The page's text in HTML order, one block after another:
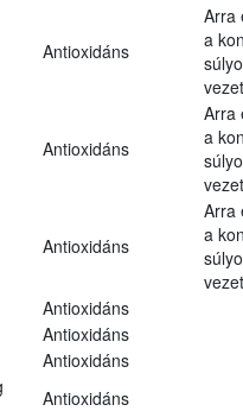
Antioxidáns
Arra
a
Antioxidáns
Arra
a
Antioxidáns
Arra
a
Antioxidáns
Antioxidáns
Antioxidáns
Antioxidáns